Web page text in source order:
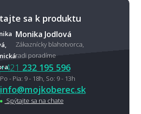
sa k produktu
Monika Jodlová
Zákaznícky blahotvorca,
radi poradíme
+421 232 195 596
Po - Pia: 9 - 18h, So: 9 - 13h
info@mojkoberec.sk
Spýtajte sa na chate